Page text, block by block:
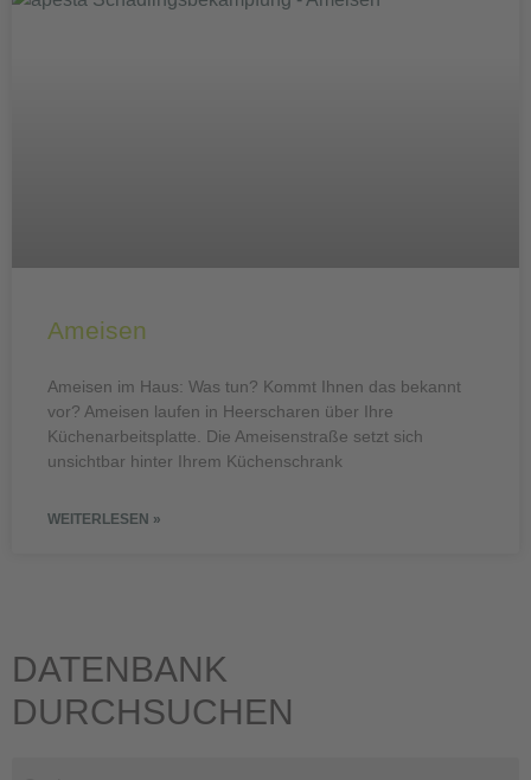
Ameisen
Ameisen im Haus: Was tun? Kommt Ihnen das bekannt
vor? Ameisen laufen in Heerscharen über Ihre
Küchenarbeitsplatte. Die Ameisenstraße setzt sich
unsichtbar hinter Ihrem Küchenschrank
WEITERLESEN »
DATENBANK
DURCHSUCHEN